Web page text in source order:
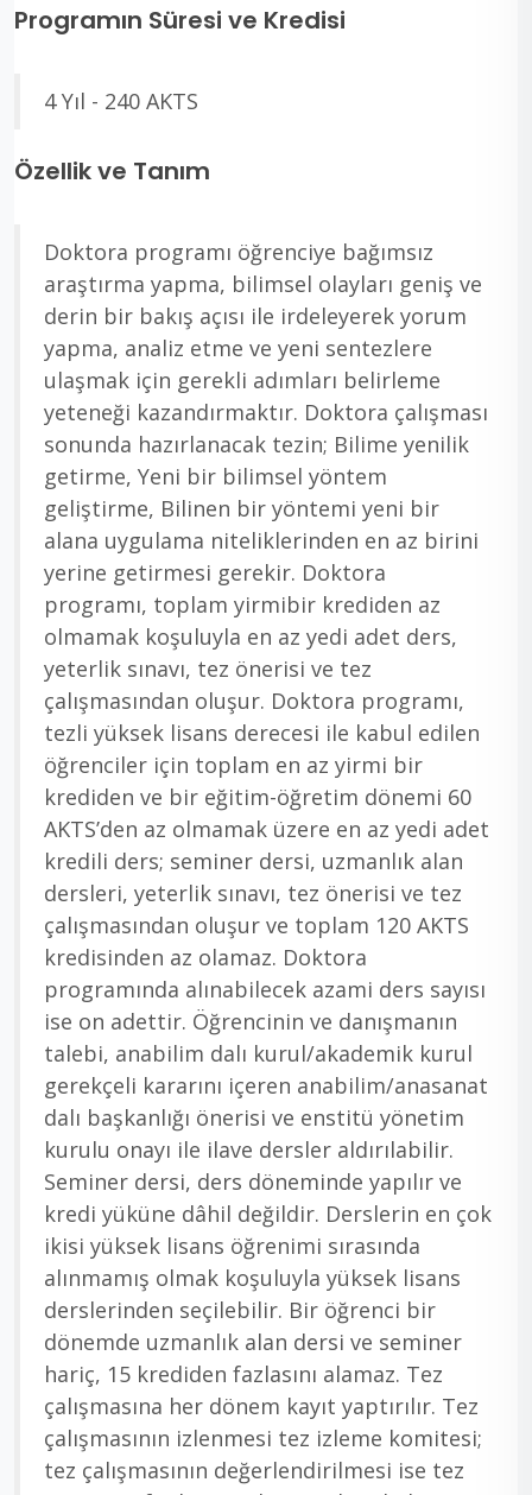
Programın Süresi ve Kredisi
4 Yıl - 240 AKTS
Özellik ve Tanım
Doktora programı öğrenciye bağımsız
araştırma yapma, bilimsel olayları geniş ve
derin bir bakış açısı ile irdeleyerek yorum
yapma, analiz etme ve yeni sentezlere
ulaşmak için gerekli adımları belirleme
yeteneği kazandırmaktır. Doktora çalışması
sonunda hazırlanacak tezin; Bilime yenilik
getirme, Yeni bir bilimsel yöntem
geliştirme, Bilinen bir yöntemi yeni bir
alana uygulama niteliklerinden en az birini
yerine getirmesi gerekir. Doktora
programı, toplam yirmibir krediden az
olmamak koşuluyla en az yedi adet ders,
yeterlik sınavı, tez önerisi ve tez
çalışmasından oluşur. Doktora programı,
tezli yüksek lisans derecesi ile kabul edilen
öğrenciler için toplam en az yirmi bir
krediden ve bir eğitim-öğretim dönemi 60
AKTS’den az olmamak üzere en az yedi adet
kredili ders; seminer dersi, uzmanlık alan
dersleri, yeterlik sınavı, tez önerisi ve tez
çalışmasından oluşur ve toplam 120 AKTS
kredisinden az olamaz. Doktora
programında alınabilecek azami ders sayısı
ise on adettir. Öğrencinin ve danışmanın
talebi, anabilim dalı kurul/akademik kurul
gerekçeli kararını içeren anabilim/anasanat
dalı başkanlığı önerisi ve enstitü yönetim
kurulu onayı ile ilave dersler aldırılabilir.
Seminer dersi, ders döneminde yapılır ve
kredi yüküne dâhil değildir. Derslerin en çok
ikisi yüksek lisans öğrenimi sırasında
alınmamış olmak koşuluyla yüksek lisans
derslerinden seçilebilir. Bir öğrenci bir
dönemde uzmanlık alan dersi ve seminer
hariç, 15 krediden fazlasını alamaz. Tez
çalışmasına her dönem kayıt yaptırılır. Tez
çalışmasının izlenmesi tez izleme komitesi;
tez çalışmasının değerlendirilmesi ise tez